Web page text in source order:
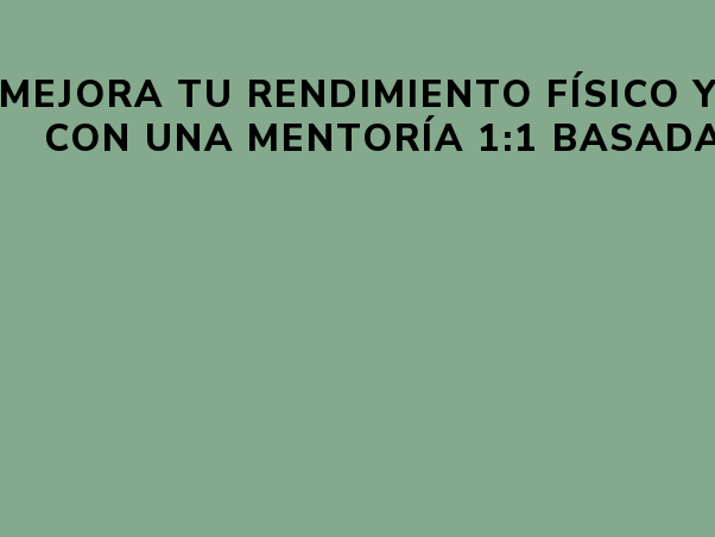
MEJORA TU RENDIMIENTO FÍSICO
CON UNA MENTORÍA 1:1